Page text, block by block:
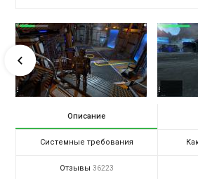
Описание
Системные требования
Отзывы 36223